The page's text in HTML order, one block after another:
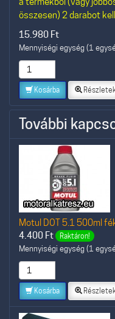
összesen) 2 darabot
15.980 Ft
Mennyiségi egység (1
Kosárba
További
Motul DOT 5.1 500ml
4.400 Ft Raktáron!
Mennyiségi egység (1
Kosárba